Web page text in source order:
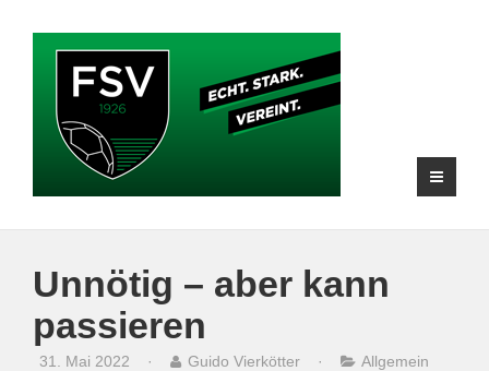
Unnötig – aber kann
passieren
31. Mai 2022 · Guido Vierkötter · Allgemein